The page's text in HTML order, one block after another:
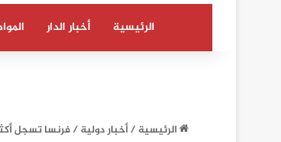
الرئيسية أخبار الدار
الرئيسية/أخبار دولية/فرنسا تسجل أكثر من 60 ألف إصابة يومية بفيروس كورونا